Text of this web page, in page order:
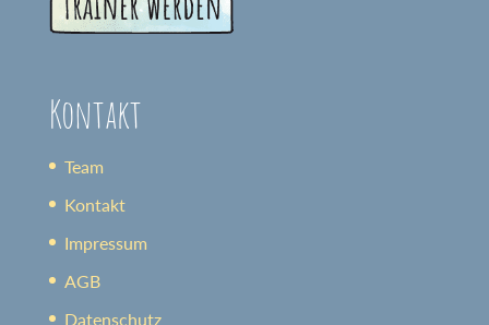
Kontakt
Team
Kontakt
Impressum
AGB
Datenschutz